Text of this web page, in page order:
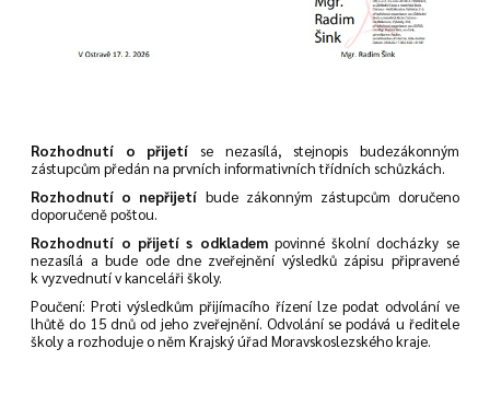
Rozhodnutí o přijetí
se nezasílá, stejnopis budezákonným
zástupcům předán na prvních informativních třídních schůzkách.
Rozhodnutí o nepřijetí bude zákonným zástupcům doručeno
doporučeně poštou.
Rozhodnutí o přijetí s odkladem povinné školní docházky se
nezasílá a bude ode dne zveřejnění výsledků zápisu připravené
k vyzvednutí v kanceláři školy.
Poučení: Proti výsledkům přijímacího řízení lze podat odvolání ve
lhůtě do 15 dnů od jeho zveřejnění. Odvolání se podává u ředitele
školy a rozhoduje o něm Krajský úřad Moravskoslezského kraje.